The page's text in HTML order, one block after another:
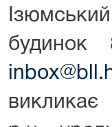
будинок
викликає